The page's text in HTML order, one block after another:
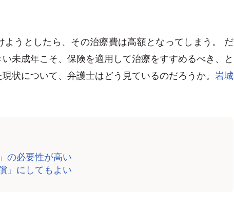
うとしたら、その治療費は高額となってしまう。 だ
未成年こそ、保険を適用して治療をすすめるべき、と
状について、弁護士はどう見ているのだろうか。 岩城
の必要性が高い
」にしてもよい